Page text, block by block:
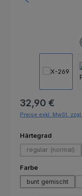
Regulärer Preis:
32,90 €
Preise exkl. MwSt.
Härtegrad
regular (normal)
(Diese
Farbeauswählen
bunt gemischt